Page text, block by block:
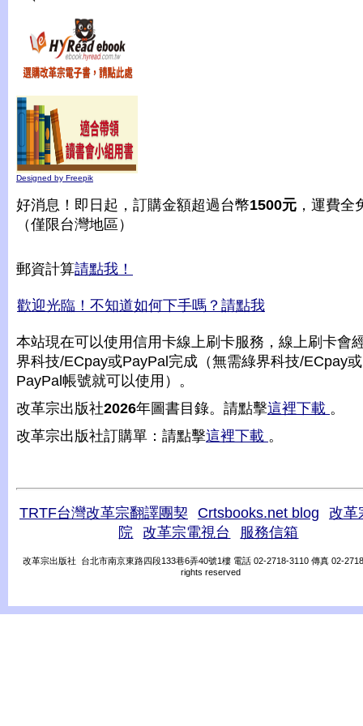
Designed by Freepik
好消息！即日起，訂購金額超過台幣1500元 ，運費全
（僅限台灣地區）
郵資計算請點我！
歡迎光臨！不知道如何下手嗎？請點我
本站現在可以使用信用卡線上刷卡服務，線上刷卡會
界科技/ECpay或PayPal完成（無需綠界科技/ECpay或
PayPal帳號就可以使用）。
改革宗出版社2026年圖書目錄。請點擊這裡下載 。
改革宗出版社訂購單：請點擊這裡下載 。
TRTF台灣改革宗翻譯團契 Crtsbooks.net blog
改革
院
改革宗電視台 服務信箱
改革宗出版社 台北市南京東路四段133巷6弄40號1樓 電話 02-2718-3110 傳真 02-
rights reserved